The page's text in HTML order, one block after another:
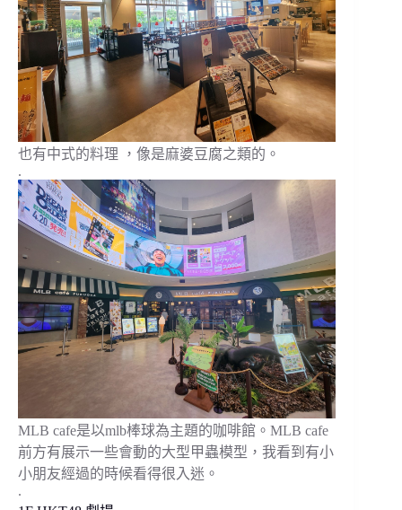
也有中式的料理 ，像是麻婆豆腐之類的。
.
MLB cafe是以mlb棒球為主題的咖啡館。MLB cafe
前方有展示一些會動的大型甲蟲模型，我看到有小
小朋友經過的時候看得很入迷。
.